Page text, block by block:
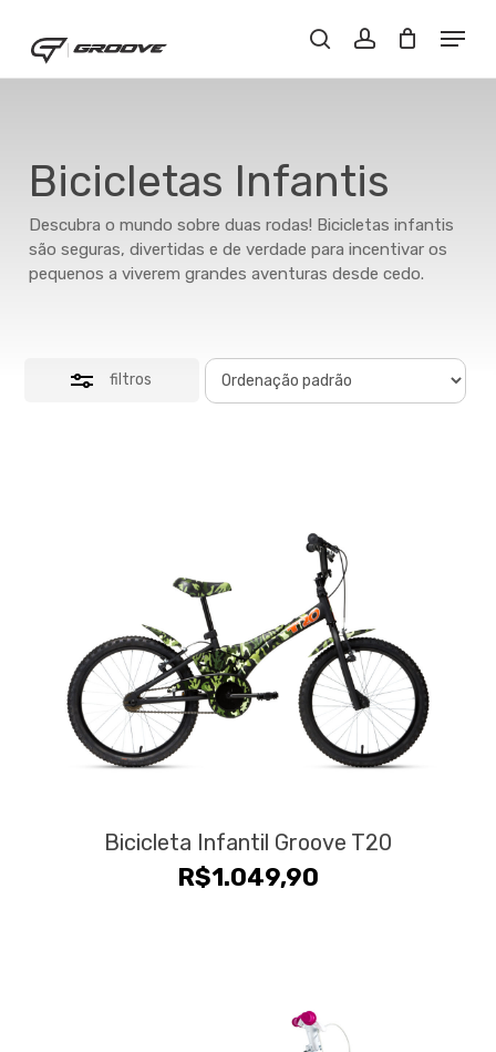
main
content
Buscar..account
Menu
Bicicletas Infantis
Descubra o mundo sobre duas rodas! Bicicletas infantis
são seguras, divertidas e de verdade para incentivar os
pequenos a viverem grandes aventuras desde cedo.
filtros
Close
Bicicleta Infantil Groove T20
R$1.049,90